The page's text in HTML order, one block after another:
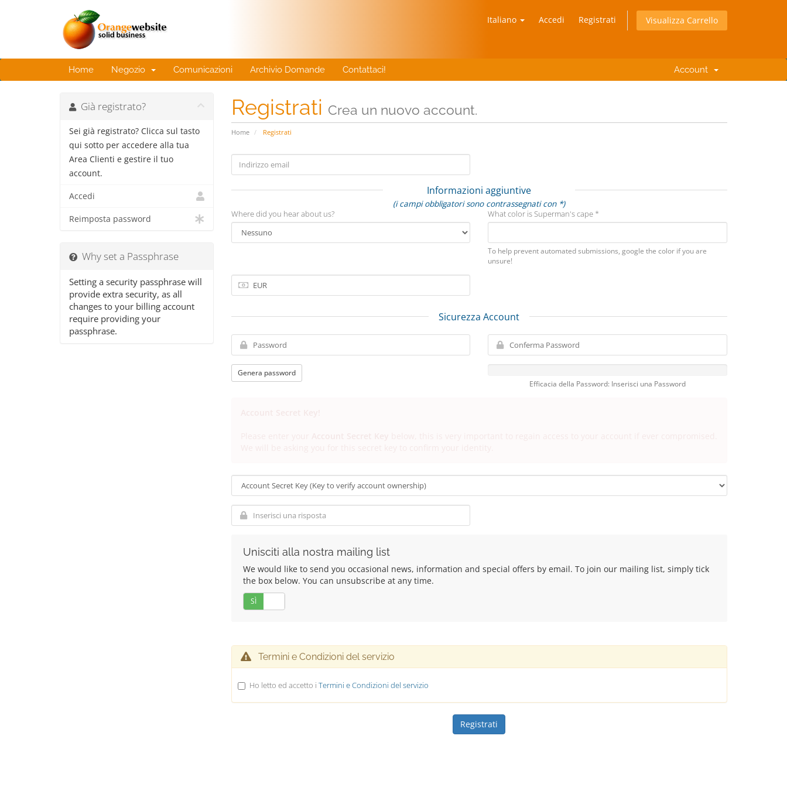
Italiano Accedi Registrati Visualizza Carrello
Home Negozio Comunicazioni Archivio Domande Contattaci! Account
Registrati Crea un nuovo account.
Home Registrati
Già registrato?
Sei già registrato? Clicca sul tasto
qui sotto per accedere alla tua
Area Clienti e gestire il tuo
account.
Accedi
Reimposta password
Informazioni aggiuntive
(i campi obbligatori sono contrassegnati con *)
Where did you hear about us? What color is Superman's cape *
To help prevent automated submissions, google the color if you are
unsure!
Sicurezza Account
Genera password
Efficacia della Password: Inserisci una Password
Unisciti alla nostra mailing list
We would like to send you occasional news, information and special offers by email. To join our mailing list, simply tick
the box below. You can unsubscribe at any time.
SÌ
Termini e Condizioni del servizio
Ho letto ed accetto i Termini e Condizioni del servizio
Why set a Passphrase
Setting a security passphrase will
provide extra security, as all
changes to your billing account
require providing your
passphrase.